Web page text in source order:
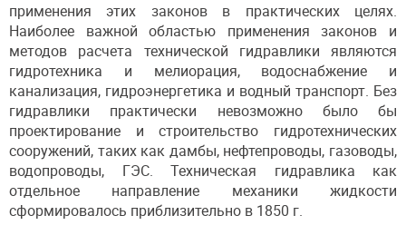
применения этих законов в практических целях.
Наиболее важной областью применения законов и
методов расчета технической гидравлики являются
гидротехника и мелиорация, водоснабжение и
канализация, гидроэнергетика и водный транспорт. Без
гидравлики практически невозможно было бы
проектирование и строительство гидротехнических
сооружений, таких как дамбы, нефтепроводы, газоводы,
водопроводы, ГЭС. Техническая гидравлика как
отдельное направление механики жидкости
сформировалось приблизительно в 1850 г.